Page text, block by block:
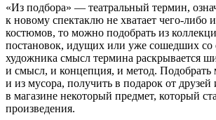
«Из подбора» — театральный термин,
к новому спектаклю не хватает чего-либо
костюмов, то можно подобрать из
постановок, идущих или уже сошедших
художника смысл термина раскрывается
и смысл, и концепция, и метод. Подобрать
и из мусора, получить в подарок от друзей
в магазине некоторый предмет, который
произведения.